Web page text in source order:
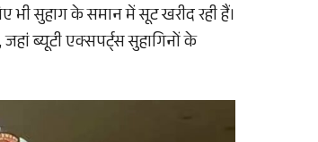
सुहाग के समान में सूट खरीद रही हैं।
ब्यूटी एक्सपर्ट्स सुहागिनों के